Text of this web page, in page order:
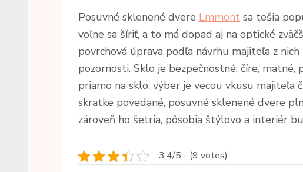
Posuvné sklenené dvere Lmmont sa tešia
voľne sa šíriť, a to má dopad aj na optické
povrchová úprava podľa návrhu majiteľa z
pozornosti. Sklo je bezpečnostné, číre,
priamo na sklo, výber je vecou vkusu
skratke povedané, posuvné sklenené dvere
zároveň ho šetria, pôsobia štýlovo a interiér
3.4/5 - (9 votes)